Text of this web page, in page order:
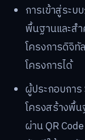
การเข้าสู่ระบ
พื้นฐานและส
โครงการดิจิ
โครงการได้
ผู้ประกอบการ
โครงสร้างพื้น
ผ่าน QR